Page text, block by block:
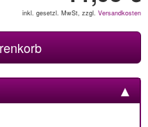
inkl. gesetzl. MwSt, zzgl. Versandkosten